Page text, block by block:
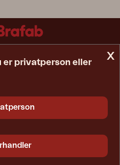
x
privatperson eller